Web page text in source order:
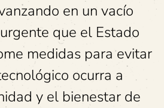
en un vacío
que el Estado
medidas para evitar
ocurra a
y el bienestar de